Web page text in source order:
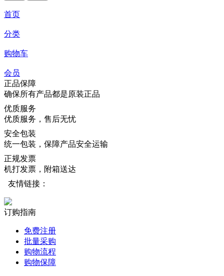
首页
分类
购物车
会员
正品保障
确保所有产品都是原装正品
优质服务
优质服务，售后无忧
安全包装
统一包装，保障产品安全运输
正规发票
机打发票，附箱送达
友情链接：
订购指南
免费注册
批量采购
购物流程
购物保障